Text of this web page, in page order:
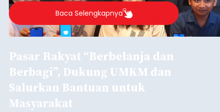
Baca Selengkapnya
Pasar Rakyat “Berbelanja dan
Berbagi”, Dukung UMKM dan
Salurkan Bantuan untuk
Masyarakat